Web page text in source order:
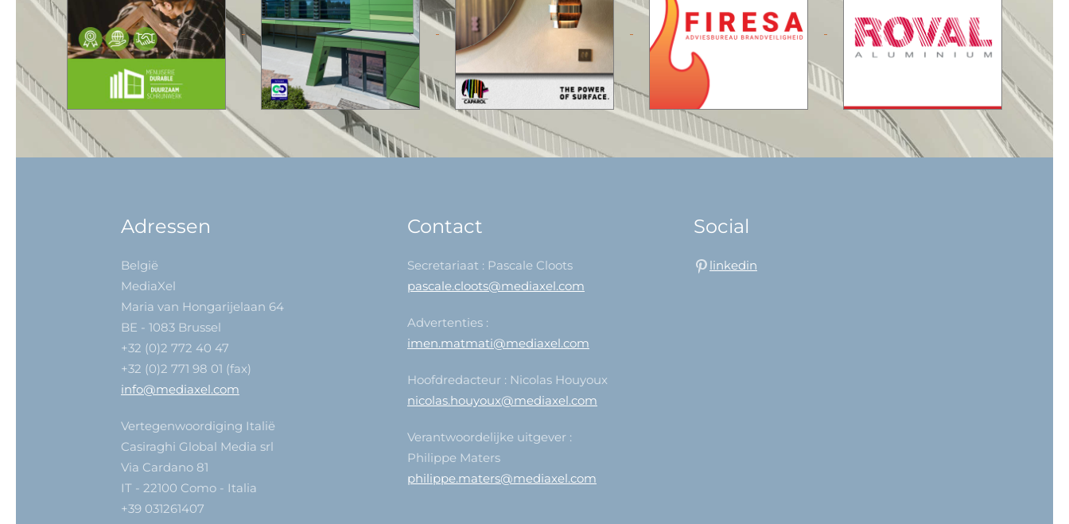
Adressen
België
MediaXel
Maria van Hongarijelaan 64
BE - 1083 Brussel
+32 (0)2 772 40 47
+32 (0)2 771 98 01 (fax)
info@mediaxel.com
Vertegenwoordiging Italië
Casiraghi Global Media srl
Via Cardano 81
IT - 22100 Como - Italia
+39 031261407
Contact
Secretariaat : Pascale Cloots
pascale.cloots@mediaxel.com
Advertenties :
imen.matmati@mediaxel.com
Hoofdredacteur : Nicolas Houyoux
nicolas.houyoux@mediaxel.com
Verantwoordelijke uitgever :
Philippe Maters
philippe.maters@mediaxel.com
Social
linkedin